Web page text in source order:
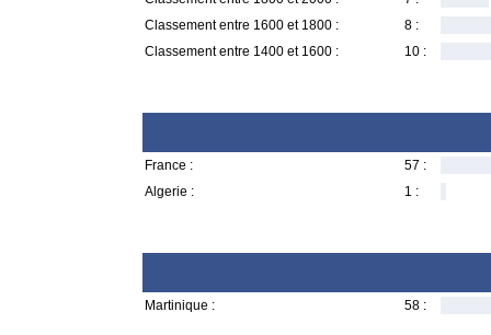
Classement entre 1600 et 1800 :
8 :
Classement entre 1400 et 1600 :
10 :
France :
57 :
Algerie :
1 :
Martinique : 58 :